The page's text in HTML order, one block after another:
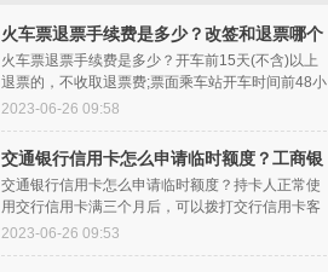
火车票退票手续费是多少？改签和退票哪个
划算？
火车票退票手续费是多少？开车前15天(不含)以上
退票的，不收取退票费;票面乘车站开车时间前48小
时以上的按票价5%计，24小时以上、不足48小
2023-06-26 09:58
交通银行信用卡怎么申请临时额度？工商银
行临时额度好申请吗？
交通银行信用卡怎么申请临时额度？持卡人正常使
用交行信用卡满三个月后，可以拨打交行信用卡客
服热线400-800-9888，像客服人员提供卡号、身
2023-06-26 09:53